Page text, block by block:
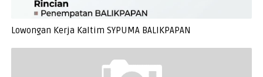
Lowongan Kerja Kaltim SYPUMA BALIKPAPAN